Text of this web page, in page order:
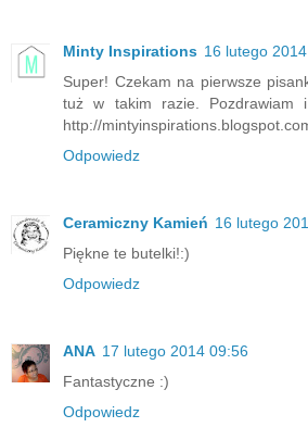
Minty Inspirations 16 lutego
Super! Czekam na pierwsze
tuż w takim razie. Pozdrawiam
http://
Odpowiedz
Ceramiczny Kamień 16 lutego
Piękne te butelki!:)
Odpowiedz
ANA 17 lutego 2014 09:56
Fantastyczne :)
Odpowiedz